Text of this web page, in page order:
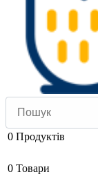
0 Продуктів
0 Товари